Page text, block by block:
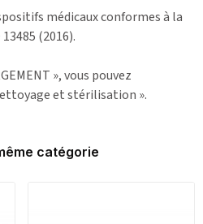
médicaux conformes à la
(2016).
», vous pouvez
et stérilisation ».
catégorie